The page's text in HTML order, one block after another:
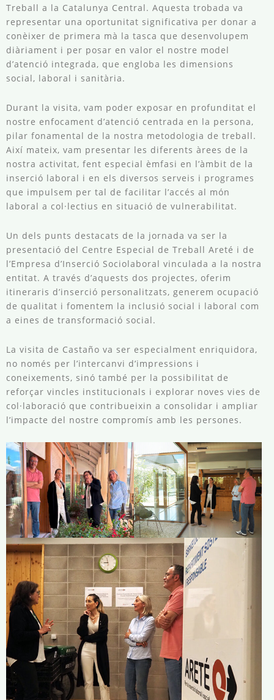
Treball a la Catalunya Central. Aquesta trobada va
representar una oportunitat significativa per donar a
conèixer de primera mà la tasca que desenvolupem
diàriament i per posar en valor el nostre model
d’atenció integrada, que engloba les dimensions
social, laboral i sanitària.
Durant la visita, vam poder exposar en profunditat el
nostre enfocament d’atenció centrada en la persona,
pilar fonamental de la nostra metodologia de treball.
Així mateix, vam presentar les diferents àrees de la
nostra activitat, fent especial èmfasi en l’àmbit de la
inserció laboral i en els diversos serveis i programes
que impulsem per tal de facilitar l’accés al món
laboral a col·lectius en situació de vulnerabilitat.
Un dels punts destacats de la jornada va ser la
presentació del Centre Especial de Treball Areté i de
l’Empresa d’Inserció Sociolaboral vinculada a la nostra
entitat. A través d’aquests dos projectes, oferim
itineraris d’inserció personalitzats, generem ocupació
de qualitat i fomentem la inclusió social i laboral com
a eines de transformació social.
La visita de Castaño va ser especialment enriquidora,
no només per l’intercanvi d’impressions i
coneixements, sinó també per la possibilitat de
reforçar vincles institucionals i explorar noves vies de
col·laboració que contribueixin a consolidar i ampliar
l’impacte del nostre compromís amb les persones.